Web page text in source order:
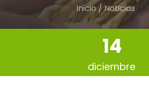
Inicio / Noticias
14
diciembre